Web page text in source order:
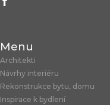
Menu
Architekti
Návrhy interiéru
Rekonstrukce bytu, domu
Inspirace k bydlení